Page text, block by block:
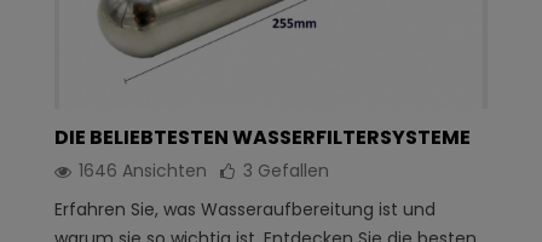
DIE BELIEBTESTEN WASSERFILTERSYSTEME
1646 Ansichten 3 Gefallen
Erfahren Sie, was Wasseraufbereitung ist und